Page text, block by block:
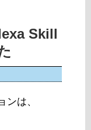
Skill
ンは、